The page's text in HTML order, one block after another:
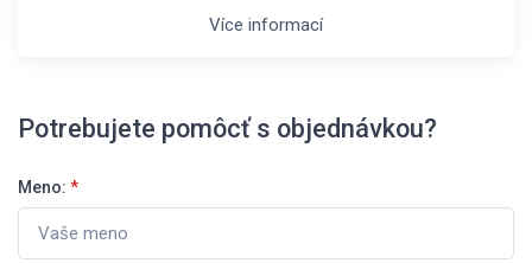
Více informací
Potrebujete pomôcť s objednávkou?
Meno: *